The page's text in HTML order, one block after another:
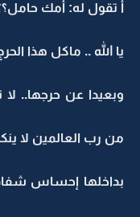
أ تقول له: أمك
يا الله .. ماكل هذا
وبعيدا عن حرجها..
من رب العالمين لا
بداخلها إحساس